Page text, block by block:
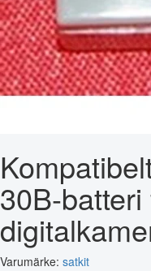
30B-
Varumärke: satkit